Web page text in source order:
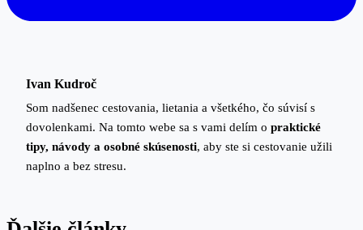
Ivan Kudroč
Som nadšenec cestovania, lietania a všetkého, čo súvisí s
dovolenkami. Na tomto webe sa s vami delím o praktické
tipy, návody a osobné skúsenosti, aby ste si cestovanie užili
naplno a bez stresu.